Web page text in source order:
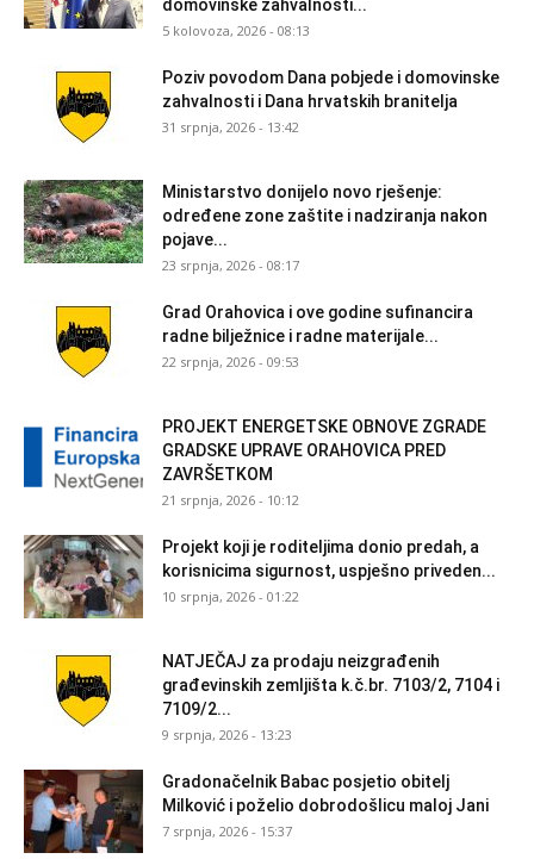
domovinske zahvalnosti...
5 kolovoza, 2026 - 08:13
Poziv povodom Dana pobjede i domovinske
zahvalnosti i Dana hrvatskih branitelja
31 srpnja, 2026 - 13:42
Ministarstvo donijelo novo rješenje:
određene zone zaštite i nadziranja nakon
pojave...
23 srpnja, 2026 - 08:17
Grad Orahovica i ove godine sufinancira
radne bilježnice i radne materijale...
22 srpnja, 2026 - 09:53
PROJEKT ENERGETSKE OBNOVE ZGRADE
GRADSKE UPRAVE ORAHOVICA PRED
ZAVRŠETKOM
21 srpnja, 2026 - 10:12
Projekt koji je roditeljima donio predah, a
korisnicima sigurnost, uspješno priveden...
10 srpnja, 2026 - 01:22
NATJEČAJ za prodaju neizgrađenih
građevinskih zemljišta k.č.br. 7103/2, 7104 i
7109/2...
9 srpnja, 2026 - 13:23
Gradonačelnik Babac posjetio obitelj
Milković i poželio dobrodošlicu maloj Jani
7 srpnja, 2026 - 15:37